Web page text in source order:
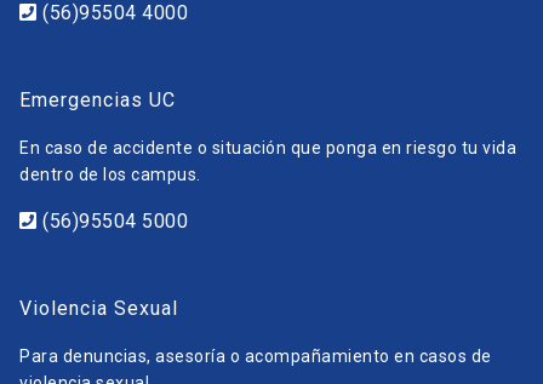
(56)95504 4000
Emergencias UC
En caso de accidente o situación que ponga en riesgo tu vida
dentro de los campus.
(56)95504 5000
Violencia Sexual
Para denuncias, asesoría o acompañamiento en casos de